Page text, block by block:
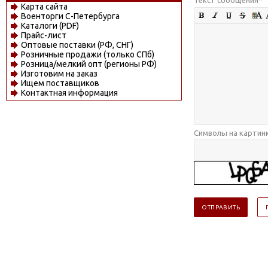
Карта сайта
Военторги С-Петербурга
Каталоги (PDF)
Прайс-лист
Оптовые поставки (РФ, СНГ)
Розничные продажи (только СПб)
Розница/мелкий опт (регионы РФ)
Изготовим на заказ
Ищем поставщиков
Контактная информация
Символы на